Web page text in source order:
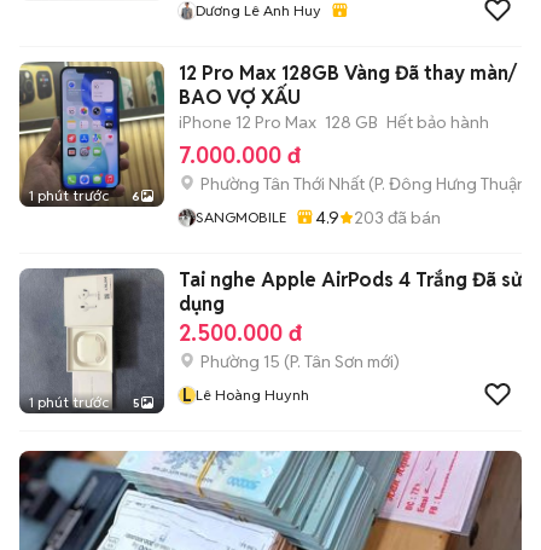
Dương Lê Anh Huy
1 phút trước 6
12 Pro Max 128GB Vàng Đã thay màn/
BAO VỢ XẤU
iPhone 12 Pro Max 128 GB Hết bảo hành
7.000.000 đ
Phường Tân Thới Nhất (P. Đông Hưng Thuận
SANGMOBILE 4.9 203 đã bán
1 phút trước 5
Tai nghe Apple AirPods 4 Trắng Đã sử
dụng
2.500.000 đ
Phường 15 (P. Tân Sơn mới)
L Lê Hoàng Huynh